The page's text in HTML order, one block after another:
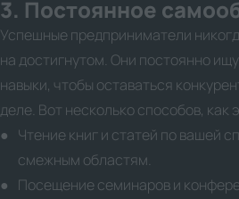
3. Постоянное
Успешные предприниматели
на достигнутом. Они постоянно
навыки, чтобы оставаться
деле. Вот несколько способов, как
Чтение книг и статей по вашей
смежным областям.
Посещение семинаров и